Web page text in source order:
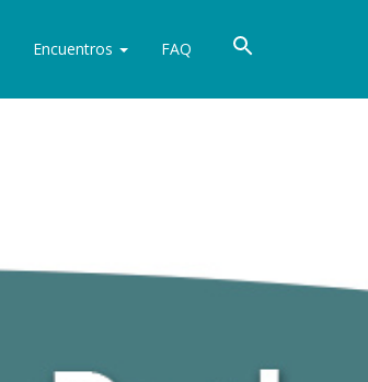
Encuentros FAQ